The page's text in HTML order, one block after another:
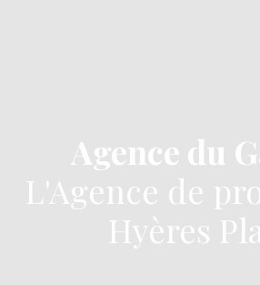
Agence du
L'Agence de
Hyères